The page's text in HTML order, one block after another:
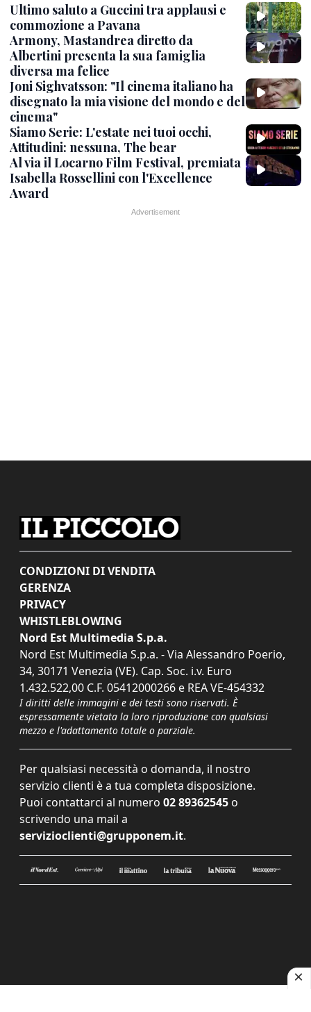
Ultimo saluto a Guccini tra applausi e
commozione a Pavana
Armony, Mastandrea diretto da
Albertini presenta la sua famiglia
diversa ma felice
Joni Sighvatsson: "Il cinema italiano ha
disegnato la mia visione del mondo e del
cinema"
Siamo Serie: L'estate nei tuoi occhi,
Attitudini: nessuna, The bear
Al via il Locarno Film Festival, premiata
Isabella Rossellini con l'Excellence
Award
CONDIZIONI DI VENDITA
GERENZA
PRIVACY
WHISTLEBLOWING
Nord Est Multimedia S.p.a.
Nord Est Multimedia S.p.a. - Via Alessandro Poerio,
34, 30171 Venezia (VE). Cap. Soc. i.v. Euro
1.432.522,00 C.F. 05412000266 e REA VE-454332
I diritti delle immagini e dei testi sono riservati. È
espressamente vietata la loro riproduzione con qualsiasi
mezzo e l'adattamento totale o parziale.
Per qualsiasi necessità o domanda, il nostro
servizio clienti è a tua completa disposizione.
Puoi contattarci al numero 02 89362545 o
scrivendo una mail a
servizioclienti@grupponem.it.